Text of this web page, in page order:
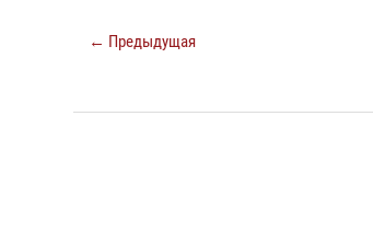
← Предыдущая